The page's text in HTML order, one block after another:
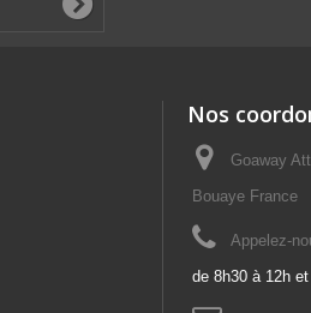
Nos
Goaway
Bouaye France
Appelez-
de 8h30 à 12h